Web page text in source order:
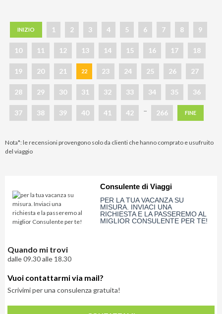
INIZIO 1 2 3 4 5 6 7 8 9
10 11 12 13 14 15 16 17 18
19 20 21 22 23 24 25 26 27
28 29 30 31 32 33 34 35 36
37 38 39 40 41 42 266 FINE
Nota*: le recensioni provengono solo da clienti che hanno comprato e usufruito
del viaggio
Consulente di Viaggi
PER LA TUA VACANZA SU
MISURA. INVIACI UNA
RICHIESTA E LA PASSEREMO AL
MIGLIOR CONSULENTE PER TE!
Quando mi trovi
dalle 09.30 alle 18.30
Vuoi contattarmi via mail?
Scrivimi per una consulenza gratuita!